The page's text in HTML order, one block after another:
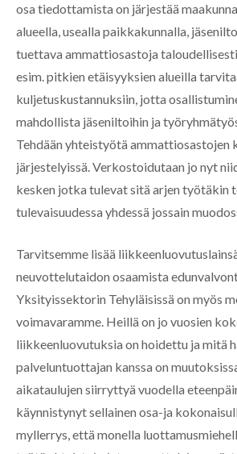
osa tiedottamista on järjestää
alueella, usealla paikkakunnalla,
tuettava ammattiosastoja
esim. pitkien etäisyyksien alueilla
kuljetuskustannuksiin, jotta
mahdollista jäseniltoihin ja
Tehdään yhteistyötä ammattiosastojen
järjestelyissä. Verkostoidutaan jo nyt
kesken jotka tulevat sitä arjen työtäkin
tulevaisuudessa yhdessä jossain
Tarvitsemme lisää
neuvottelutaidon osaamista
Yksityissektorin Tehyläisissä on myös
voimavaramme. Heillä on jo vuosien
liikkeenluovutuksia on hoidettu ja mitä
palveluntuottajan kanssa on
aikataulujen siirryttyä vuodella
käynnistynyt sellainen osa-ja
myllerrys, että monella